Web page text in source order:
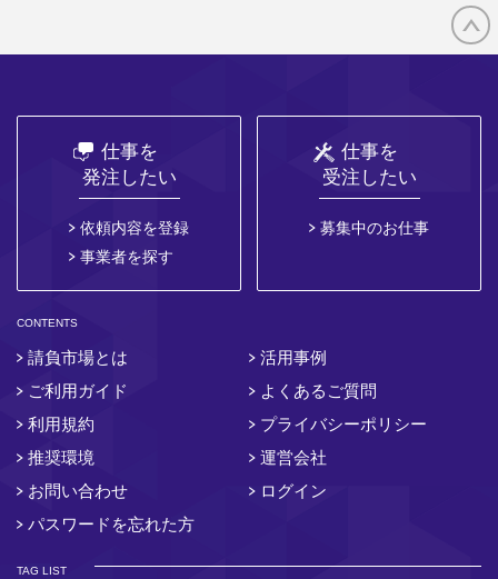
仕事を
発注したい
依頼内容を登録
事業者を探す
仕事を
受注したい
募集中のお仕事
CONTENTS
請負市場とは
活用事例
ご利用ガイド
よくあるご質問
利用規約
プライバシーポリシー
推奨環境
運営会社
お問い合わせ
ログイン
パスワードを忘れた方
TAG LIST